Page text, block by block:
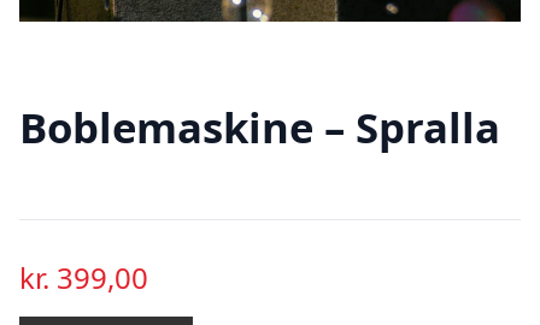
Boblemaskine – Spralla
kr. 399,00